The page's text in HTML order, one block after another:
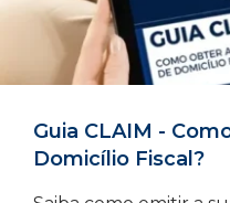
Guia CLAIM -
Domicílio Fiscal?